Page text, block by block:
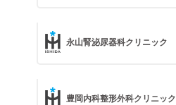
永山腎泌尿器科クリニック
豊岡内科整形外科クリニック